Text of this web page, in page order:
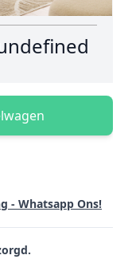
€ - 0,00
- Whatsapp Ons!